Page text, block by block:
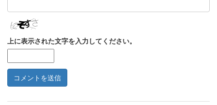
上に表示された文字を入力してください。